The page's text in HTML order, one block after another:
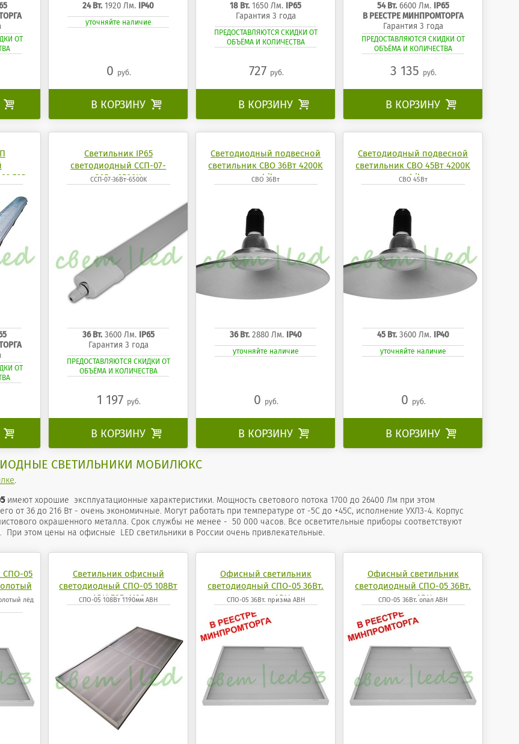
ОТ

24 Вт. 1920 Лм. IP40
уточняйте наличие
0 руб.
В КОРЗИНУ 
18 Вт. 1650 Лм.
IP65
Гарантия 3 года
ПРЕДОСТАВЛЯЮТСЯ СКИДКИ ОТ
ОБЪЁМА И КОЛИЧЕСТВА
727 руб.
В КОРЗИНУ 
54 Вт.6600 Лм.
IP65
В РЕЕСТРЕ МИНПРОМТОРГА
Гарантия 3 года
ПРЕДОСТАВЛЯЮТСЯ СКИДКИ ОТ
ОБЪЁМА И КОЛИЧЕСТВА
3 135 руб.
В КОРЗИНУ 
72Вт
ОТ

Светильник IP65
светодиодный ССП-07-
36Вт-6500K
ССП-07-36Вт-6500K
36 Вт.3600 Лм.
IP65
Гарантия 3 года
ПРЕДОСТАВЛЯЮТСЯ СКИДКИ ОТ
ОБЪЁМА И КОЛИЧЕСТВА
1 197 руб.
В КОРЗИНУ 
Светодиодный подвесной
светильник СВО 36Вт 4200K
mobilux
СВО 36Вт
36 Вт.2880 Лм. IP40
уточняйте наличие
0 руб.
В КОРЗИНУ 
Светодиодный подвесной
светильник СВО 45Вт 4200K
mobilux
СВО 45Вт
45 Вт.3600 Лм. IP40
уточняйте наличие
0 руб.
В КОРЗИНУ 
СВЕТИЛЬНИКИ МОБИЛЮКС
.
имеют хорошие эксплуатационные характеристики. Мощность светового потока 1700 до 26400 Лм при этом
от 36 до 216 Вт - очень экономичные. Могут работать при температуре от -5С до +45С, исполнение УХЛ3-4. Корпус
окрашенного металла. Срок службы не менее - 50 000 часов. Все осветительные приборы соответствуют
При этом цены на офисные LED светильники в России очень привлекательные.
СПО-05
лёд
Светильник офисный
светодиодный СПО-05 108Вт
АВН 595x1190
СПО-05 108Вт 1190мм АВН
Офисный светильник
светодиодный СПО-05 36Вт.
призма АВН
СПО-05 36Вт. призма АВН
Офисный светильник
светодиодный СПО-05 36Вт.
опал АВН
СПО-05 36Вт. опал АВН